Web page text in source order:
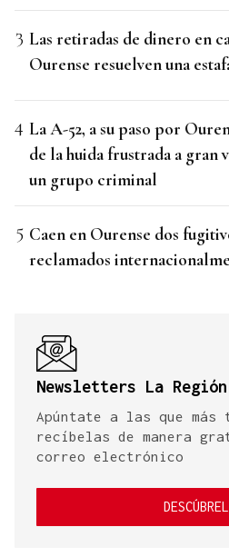
Las retiradas de dinero en
Ourense resuelven una
La A-52, a su paso por
de la huida frustrada a gran
un grupo criminal
Caen en Ourense dos
reclamados
Newsletters La Región
Apúntate a las que
recíbelas de manera
correo electrónico